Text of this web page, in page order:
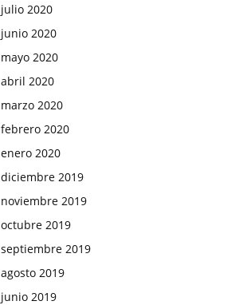
julio 2020
junio 2020
mayo 2020
abril 2020
marzo 2020
febrero 2020
enero 2020
diciembre 2019
noviembre 2019
octubre 2019
septiembre 2019
agosto 2019
junio 2019